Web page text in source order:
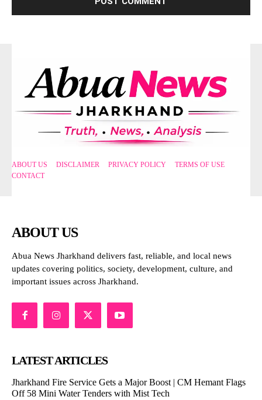
ABOUT US DISCLAIMER PRIVACY POLICY
TERMS OF USE
CONTACT
ABOUT US
Abua News Jharkhand delivers fast, reliable, and local news
updates covering politics, society, development, culture, and
important issues across Jharkhand.
LATEST ARTICLES
Jharkhand Fire Service Gets a Major Boost | CM Hemant Flags
Off 58 Mini Water Tenders with Mist Tech